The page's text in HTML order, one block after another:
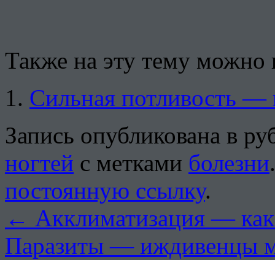
Также на эту тему можно
Сильная потливость —
Запись опубликована в
ногтей с метками болезни
постоянную ссылку.
← Акклиматизация —
Паразиты — иждивенцы